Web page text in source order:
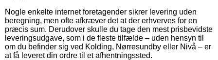
Nogle enkelte internet foretagender sikrer levering uden
beregning, men ofte afkræver det at der erhverves for en
præcis sum. Derudover skulle du tage den mest prisbevidste
leveringsudgave, som i de fleste tilfælde – uden hensyn til
om du befinder sig ved Kolding, Nørresundby eller Nivå – er
at få leveret din ordre til et afhentningssted.